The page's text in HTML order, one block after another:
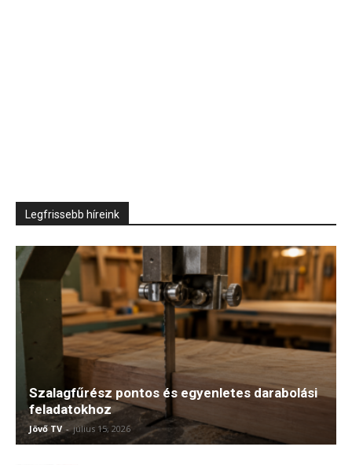
Legfrissebb híreink
Szalagfűrész pontos és egyenletes darabolási
feladatokhoz
Jövő TV - július 15, 2026